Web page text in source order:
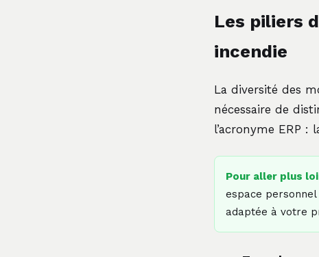
Les piliers
incendie
La diversité des
nécessaire de
l’acronyme ERP
Pour aller plus
espace
adaptée à votre